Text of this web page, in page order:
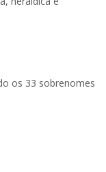
os 33 sobrenomes